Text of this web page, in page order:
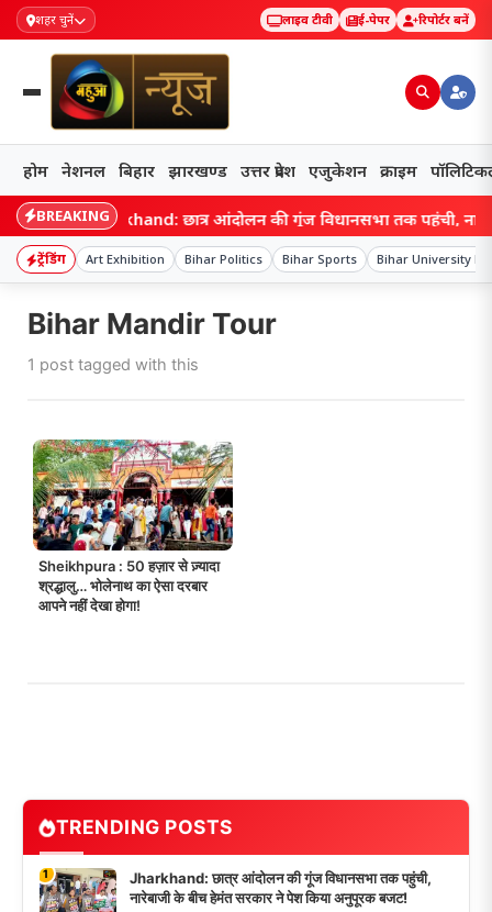
शहर चुनें लाइव टीवी ई-पेपर रिपोर्टर बनें
होम नेशनल बिहार झारखण्ड उत्तर प्रदेश एजुकेशन क्राइम
BREAKING
Jharkhand: छात्र आंदोलन की गूंज विधानसभा तक पहुंची,
ट्रेंडिंग Art Exhibition Bihar Politics Bihar Sports Bihar University
Bihar Mandir Tour
1 post tagged with this
Sheikhpura : 50 हज़ार से ज़्यादा
श्रद्धालु… भोलेनाथ का ऐसा दरबार
आपने नहीं देखा होगा!
TRENDING POSTS
1
Jharkhand: छात्र आंदोलन की गूंज विधानसभा तक पहुंची,
नारेबाजी के बीच हेमंत सरकार ने पेश किया अनुपूरक बजट!